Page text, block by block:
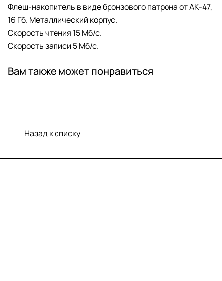
Флеш-накопитель в виде бронзового патрона от AK-47,
16 Гб. Металлический корпус.
Cкорость чтения 15 Мб/с.
Скорость записи 5 Мб/с.
Вам также может понравиться
Назад к списку